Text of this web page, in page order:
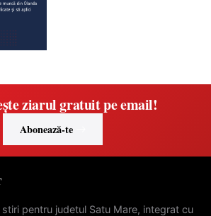
ziarul gratuit pe email!
Abonează-te
pentru judetul Satu Mare, integrat cu